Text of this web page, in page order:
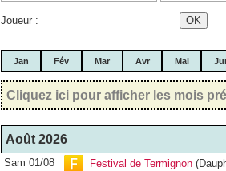
Joueur :
Jan Fév Mar Avr Mai
Cliquez ici pour afficher les mois
Août 2026
Sam 01/08 Festival de Termignon